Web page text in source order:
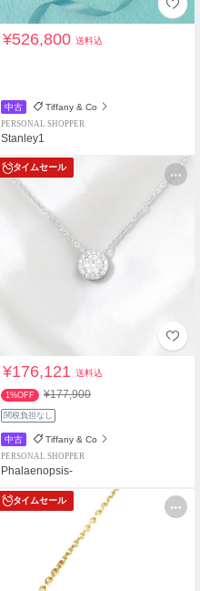
¥526,800送料込
中古 Tiffany & Co
PERSONAL SHOPPER
Stanley1
タイムセール
¥176,121送料込
1%OFF ¥177,900
関税負担なし
中古 Tiffany & Co
PERSONAL SHOPPER
Phalaenopsis-
タイムセール